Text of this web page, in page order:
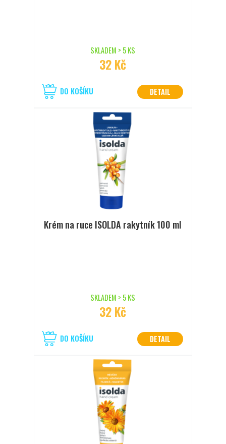
SKLADEM > 5 KS
32 Kč
DETAIL
DO KOŠÍKU
Krém na ruce ISOLDA rakytník 100 ml
SKLADEM > 5 KS
32 Kč
DETAIL
DO KOŠÍKU